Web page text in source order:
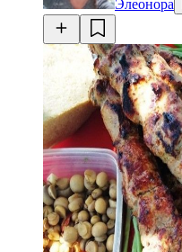
Элеонора